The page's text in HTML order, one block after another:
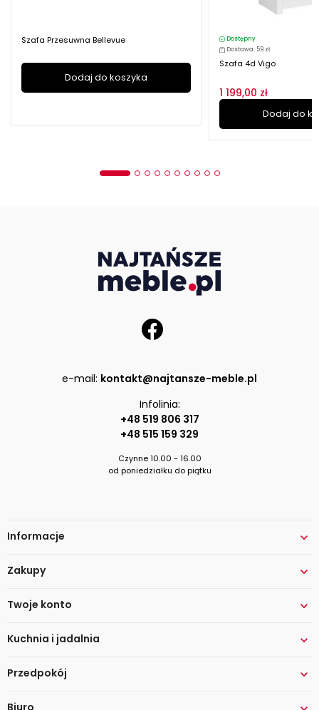
Szafa Przesuwna Bellevue
Dodaj do koszyka
Dostępny
Dostawa: 59 zł
Szafa 4d Vigo
1 199,00 zł
Dodaj do
e-mail: kontakt@najtansze-meble.pl
Infolinia:
+48 519 806 317
+48 515 159 329
Czynne 10.00 - 16.00
od poniedziałku do piątku
Informacje 
Zakupy 
Twoje konto 
Kuchnia i jadalnia 
Przedpokój 